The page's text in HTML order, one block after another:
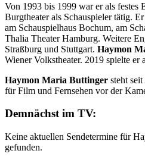
Von 1993 bis 1999 war er als festes
Burgtheater als Schauspieler tätig.
am Schauspielhaus Bochum, am
Thalia Theater Hamburg. Weitere
Straßburg und Stuttgart. Haymon
Wiener Volkstheater. 2019 spielte er
Haymon Maria Buttinger steht
für Film und Fernsehen vor der
Demnächst im TV:
Keine aktuellen Sendetermine für
gefunden.